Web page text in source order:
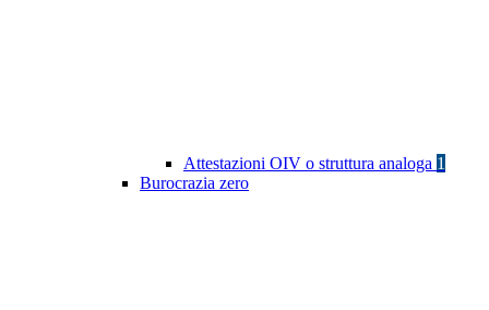
Attestazioni OIV o struttura analoga 1
Burocrazia zero